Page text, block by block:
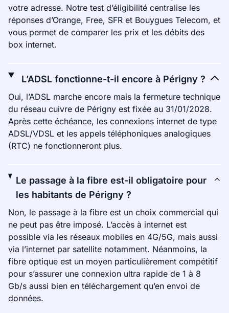
votre adresse. Notre test d’éligibilité centralise les
réponses d’Orange, Free, SFR et Bouygues Telecom, et
vous permet de comparer les prix et les débits des
box internet.
L’ADSL fonctionne-t-il encore à Périgny ?
Oui, l’ADSL marche encore mais la fermeture technique
du réseau cuivre de Périgny est fixée au 31/01/2028.
Après cette échéance, les connexions internet de type
ADSL/VDSL et les appels téléphoniques analogiques
(RTC) ne fonctionneront plus.
Le passage à la fibre est-il obligatoire pour
les habitants de Périgny ?
Non, le passage à la fibre est un choix commercial qui
ne peut pas être imposé. L’accès à internet est
possible via les réseaux mobiles en 4G/5G, mais aussi
via l’internet par satellite notamment. Néanmoins, la
fibre optique est un moyen particulièrement compétitif
pour s’assurer une connexion ultra rapide de 1 à 8
Gb/s aussi bien en téléchargement qu’en envoi de
données.